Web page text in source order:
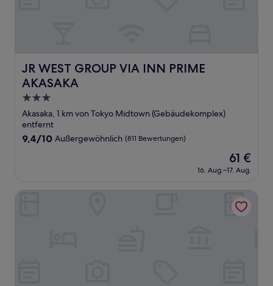
JR WEST GROUP VIA INN PRIME
AKASAKA
JR WEST GROUP VIA INN PRIME AKASAKA
3.0-
Sterne-
Unterkunft
Akasaka, 1 km von Tokyo Midtown (Gebäudekomplex)
entfernt
9.4
Bewertungen)
9,4/10 Außergewöhnlich (811 Bewertungen)
Der
Preis
beträgt
61 €
16. Aug.–17. Aug.